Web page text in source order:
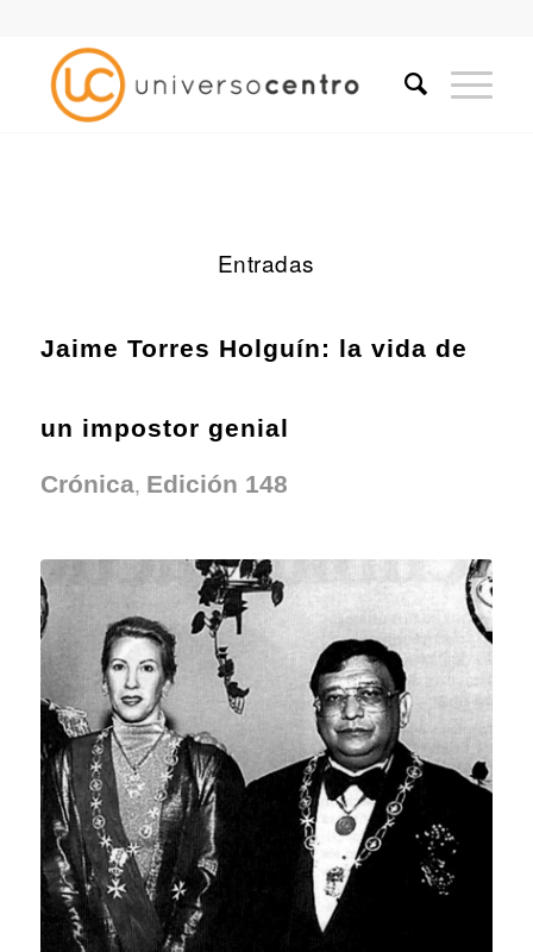
Entradas
Jaime Torres Holguín: la vida de
un impostor genial
Crónica, Edición 148